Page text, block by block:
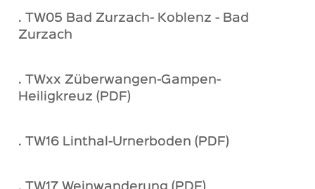
. TW05 Bad Zurzach- Koblenz - Bad
Zurzach
. TWxx Züberwangen-Gampen-
Heiligkreuz (PDF)
. TW16 Linthal-Urnerboden (PDF)
. TW17 Weinwanderung (PDF)